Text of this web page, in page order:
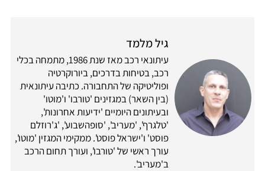
גיל מלמד
עיתונאי רכב מאז שנת 1986, מתמחה בכלי
רכב, בטיחות בדרכים, ביורוקרטיה
ופוליטיקה של התחבורה. כתיבה עיתונאית
(בין השאר) במגזינים 'טורבו' ו'מוטו'
ובעיתונים היומיים 'ידיעות אחרונות',
'טלגרף', 'מעריב', 'סופהשבוע', 'ג'רוזלם
פוסט' ו'ישראל פוסט'. ממקימי המגזין 'מוטו',
עורך ראשי של 'טורבו', ועורך תחום הרכב
ב'מעריב'.